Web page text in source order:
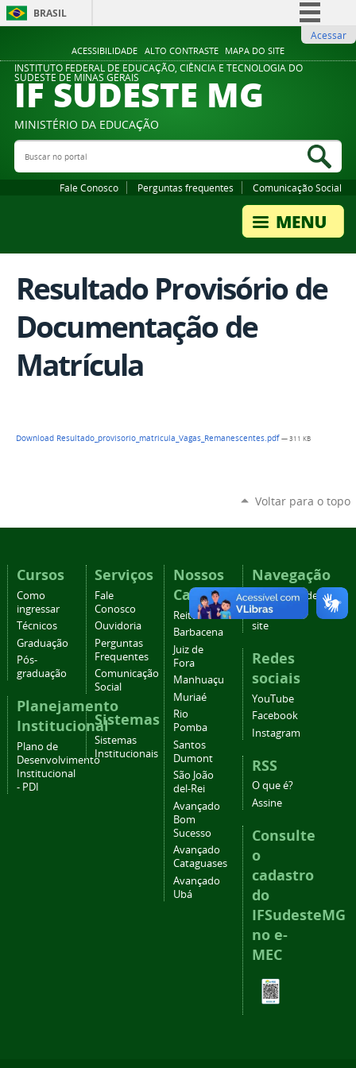
ACESSIBILIDADE ALTO CONTRASTE MAPA DO SITE
BRASIL
Comunica BR
Participe
Legislação
Acessar
INSTITUTO FEDERAL DE EDUCAÇÃO, CIÊNCIA E TECNOLOGIA DO
SUDESTE DE MINAS GERAIS
IF SUDESTE MG
MINISTÉRIO DA EDUCAÇÃO
Buscar no portal
Fale Conosco Perguntas frequentes Comunicação Social
Resultado Provisório de
Documentação de
Matrícula
Download Resultado_provisorio_matricula_Vagas_Remanescentes.pdf— 311 KB
Voltar para o topo
Cursos
Como
ingressar
Técnicos
Graduação
Pós-
graduação
Planejamento
Institucional
Plano de
Desenvolvimento
Institucional
- PDI
Serviços
Fale
Conosco
Ouvidoria
Perguntas
Frequentes
Comunicação
Social
Sistemas
Sistemas
Institucionais
Nossos
Campi
Reitoria
Barbacena
Juiz de
Fora
Manhuaçu
Muriaé
Rio
Pomba
Santos
Dumont
São João
del-Rei
Avançado
Bom
Sucesso
Avançado
Cataguases
Avançado
Ubá
Navegação
Acessibilidade
Mapa do
site
Redes
sociais
YouTube
Facebook
Instagram
RSS
O que é?
Assine
Consulte
o
cadastro
do
IFSudesteMG
no e-
MEC